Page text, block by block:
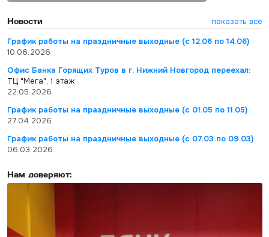
Новости
показать все
График работы на праздничные выходные (с 12.06 по 14.06)
10.06.2026
Офис Банка Горящих Туров в г. Нижний Новгород переехал:
ТЦ "Мега", 1 этаж
22.05.2026
График работы на праздничные выходные (с 01.05 по 11.05)
27.04.2026
График работы на праздничные выходные (с 07.03 по 09.03)
06.03.2026
Нам доверяют: